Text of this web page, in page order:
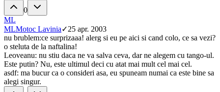
0
ML
MLMotoc Lavinia✓25 apr. 2003
nu brublem:ce surprizaaa! alerg si eu pe aici si cand colo, ce sa vezi?
o steluta de la naftalina!
Leoveanu: nu stiu daca ne va salva ceva, dar ne alegem cu tango-ul.
Este putin? Nu, este ultimul deci cu atat mai mult cel mai cel.
asdf: ma bucur ca o consideri asa, eu spuneam numai ca este bine sa
alegi singur.